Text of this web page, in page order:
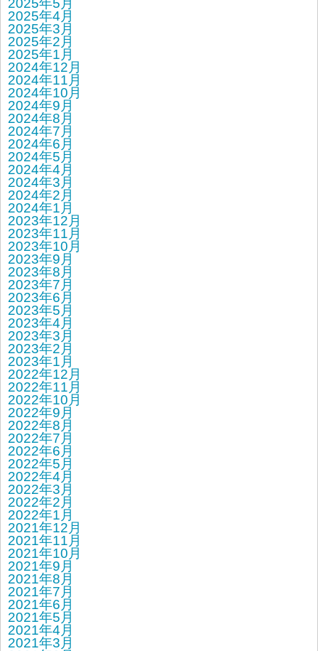
2025年5月
2025年4月
2025年3月
2025年2月
2025年1月
2024年12月
2024年11月
2024年10月
2024年9月
2024年8月
2024年7月
2024年6月
2024年5月
2024年4月
2024年3月
2024年2月
2024年1月
2023年12月
2023年11月
2023年10月
2023年9月
2023年8月
2023年7月
2023年6月
2023年5月
2023年4月
2023年3月
2023年2月
2023年1月
2022年12月
2022年11月
2022年10月
2022年9月
2022年8月
2022年7月
2022年6月
2022年5月
2022年4月
2022年3月
2022年2月
2022年1月
2021年12月
2021年11月
2021年10月
2021年9月
2021年8月
2021年7月
2021年6月
2021年5月
2021年4月
2021年3月